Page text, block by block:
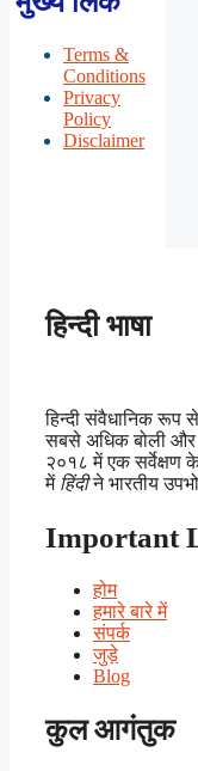
Terms &
Conditions
Privacy
Policy
Disclaimer
हिन्दी भाषा
हिन्दी संवैधानिक रूप
सबसे अधिक बोली और
२०१८ में एक सर्वेक्षण
में हिंदीने भारतीय
Important
होम
हमारे बारे में
संपर्क
जुड़े
Blog
कुल आगंतुक